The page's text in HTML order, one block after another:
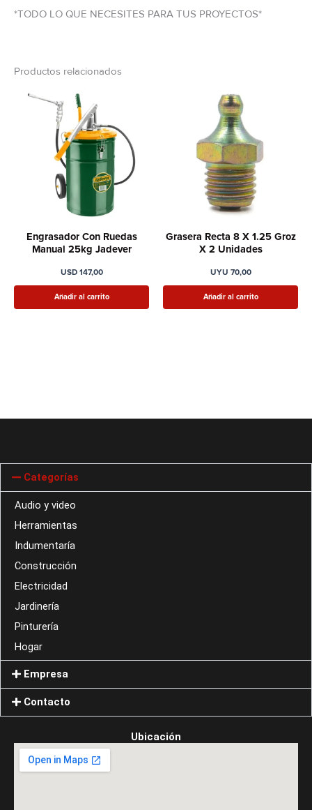
*TODO LO QUE NECESITES PARA TUS PROYECTOS*
Productos relacionados
Engrasador Con Ruedas
Manual 25kg Jadever
USD147,00
Añadir al carrito
Grasera Recta 8 X 1.25 Groz
X 2 Unidades
UYU 70,00
Añadir al carrito
Categorías
Audio y video
Herramientas
Indumentaría
Construcción
Electricidad
Jardinería
Pinturería
Hogar
Empresa
Contacto
Ubicación